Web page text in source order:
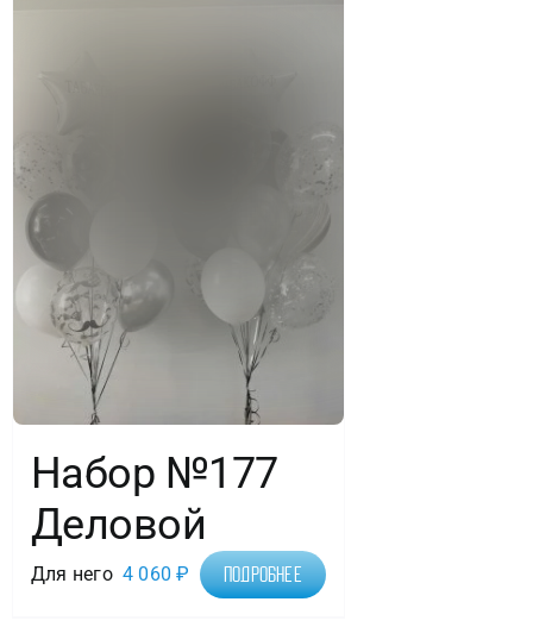
Набор №177
Деловой
Для него 4 060₽ Подробнее